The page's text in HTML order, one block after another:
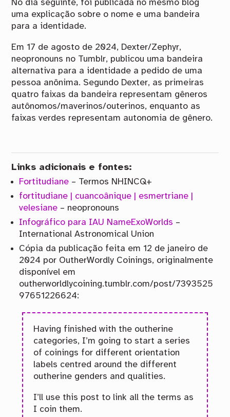
No dia seguinte, foi publicada no mesmo blog
uma explicação sobre o nome e uma bandeira
para a identidade.
Em 17 de agosto de 2024, Dexter/Zephyr,
neopronouns no Tumblr, publicou uma bandeira
alternativa para a identidade a pedido de uma
pessoa anônima. Segundo Dexter, as primeiras
quatro faixas da bandeira representam gêneros
autônomos/maverinos/outerinos, enquanto as
faixas verdes representam autonomia de gênero.
Links adicionais e fontes:
Fortitudiane – Termos NHINCQ+
fortitudiane | cuancoânique | esmertriane |
velesiane – neopronouns
Infográfico para IAU NameExoWorlds –
International Astronomical Union
Cópia da publicação feita em 12 de janeiro de
2024 por OutherWordly Coinings, originalmente
disponível em
outherworldlycoining.tumblr.com/post/7393525
97651226624:
Having finished with the outherine
categories, I’m going to start a series
of coinings for different orientation
labels centred around the different
outherine genders and qualities.
I’ll use this post to link all the terms as
I coin them.